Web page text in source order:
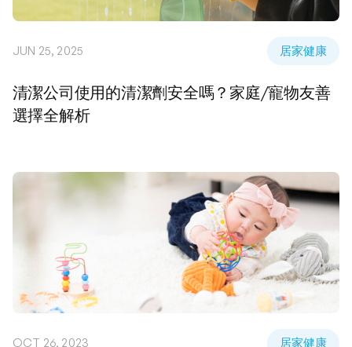
JUN 25, 2025 居家健康
清潔公司使用的清潔劑安全嗎？家庭/寵物友善
選擇全解析
OCT 26, 2023 居家健康